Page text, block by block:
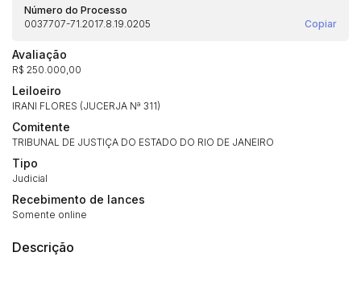
Número do Processo
0037707-71.2017.8.19.0205
Copiar
Avaliação
R$ 250.000,00
Leiloeiro
IRANI FLORES (JUCERJA Nª 311)
Comitente
TRIBUNAL DE JUSTIÇA DO ESTADO DO RIO DE JANEIRO
Tipo
Judicial
Recebimento de lances
Somente online
Descrição
Envie sua Proposta
propostas